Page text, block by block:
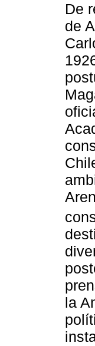
De
de
la